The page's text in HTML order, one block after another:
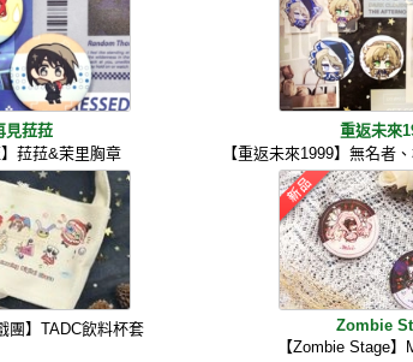
見菈菈
菈菈&茉里胸章
重返未來
【重返未來1999】無名者
團】TADC飲料杯套
Zombie
【Zombie Stage